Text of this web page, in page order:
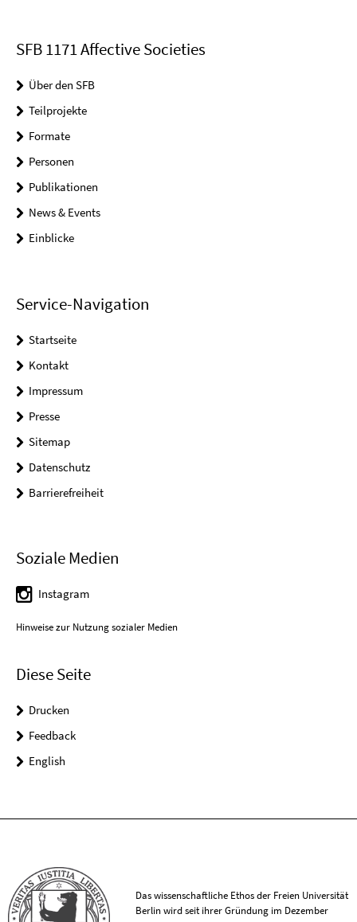
SFB 1171 Affective Societies
Über den SFB
Teilprojekte
Formate
Personen
Publikationen
News & Events
Einblicke
Service-Navigation
Startseite
Kontakt
Impressum
Presse
Sitemap
Datenschutz
Barrierefreiheit
Soziale Medien
Instagram
Hinweise zur Nutzung sozialer Medien
Diese Seite
Drucken
Feedback
English
Das wissenschaftliche Ethos der Freien Universität
Berlin wird seit ihrer Gründung im Dezember